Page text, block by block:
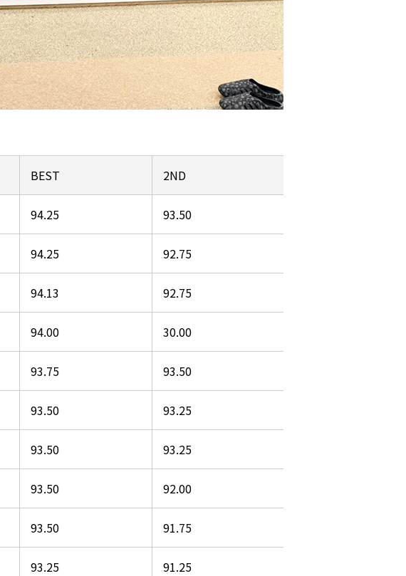
BEST 2ND
94.25 93.50
94.25 92.75
94.13 92.75
94.00 30.00
93.75 93.50
93.50 93.25
93.50 93.25
93.50 92.00
93.50 91.75
93.25 91.25